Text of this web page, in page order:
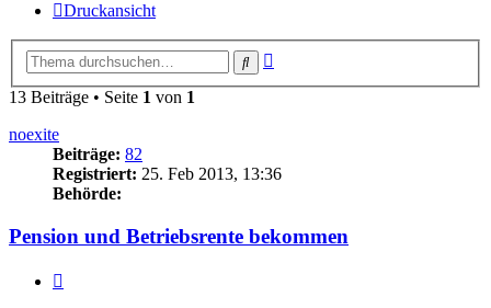
Druckansicht
Suche
13 Beiträge • Seite 1 von 1
noexite
Beiträge: 82
Registriert: 25. Feb 2013, 13:36
Behörde:
Pension und Betriebsrente bekommen